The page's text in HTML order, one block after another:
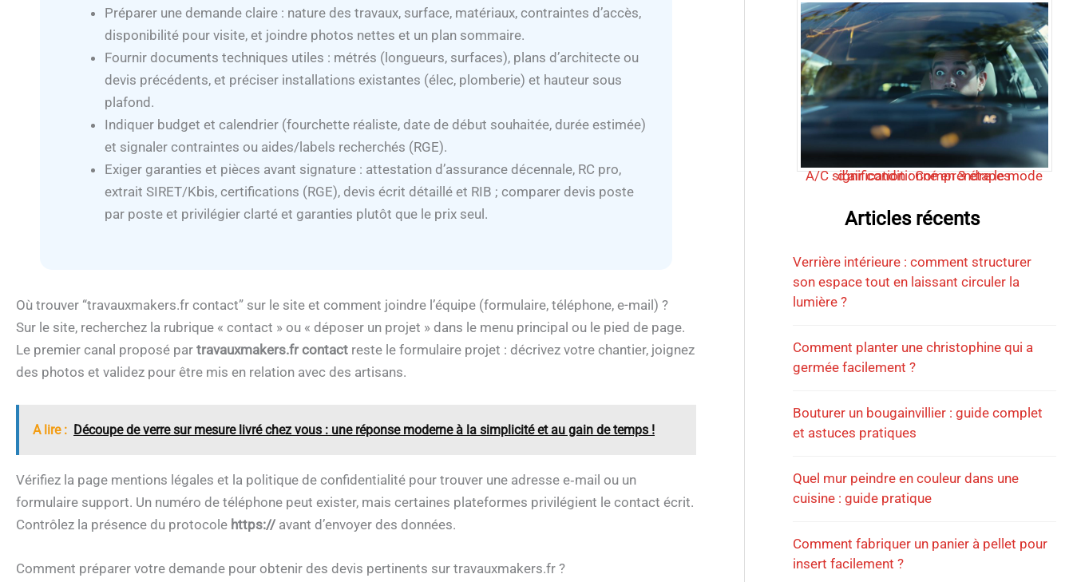
Préparer une demande claire : nature des travaux, surface, matériaux, contraintes d’accès,
disponibilité pour visite, et joindre photos nettes et un plan sommaire.
Fournir documents techniques utiles : métrés (longueurs, surfaces), plans d’architecte ou
devis précédents, et préciser installations existantes (élec, plomberie) et hauteur sous
plafond.
Indiquer budget et calendrier (fourchette réaliste, date de début souhaitée, durée estimée)
et signaler contraintes ou aides/labels recherchés (RGE).
Exiger garanties et pièces avant signature : attestation d’assurance décennale, RC pro,
extrait SIRET/Kbis, certifications (RGE), devis écrit détaillé et RIB ; comparer devis poste
par poste et privilégier clarté et garanties plutôt que le prix seul.
Où trouver “travauxmakers.fr contact” sur le site et comment joindre l’équipe (formulaire, téléphone, e-mail) ?
Sur le site, recherchez la rubrique « contact » ou « déposer un projet » dans le menu principal ou le pied de page.
Le premier canal proposé par travauxmakers.fr contact reste le formulaire projet : décrivez votre chantier, joignez
des photos et validez pour être mis en relation avec des artisans.
A lire : Découpe de verre sur mesure livré chez vous : une réponse moderne à la simplicité et au gain de temps !
Vérifiez la page mentions légales et la politique de confidentialité pour trouver une adresse e‑mail ou un
formulaire support. Un numéro de téléphone peut exister, mais certaines plateformes privilégient le contact écrit.
Contrôlez la présence du protocole https:// avant d’envoyer des données.
Comment préparer votre demande pour obtenir des devis pertinents sur travauxmakers.fr ?
A/C signification : Comprendre le mode d’air conditionné en 3 étapes
Articles récents
Verrière intérieure : comment structurer
son espace tout en laissant circuler la
lumière ?
Comment planter une christophine qui a
germée facilement ?
Bouturer un bougainvillier : guide complet
et astuces pratiques
Quel mur peindre en couleur dans une
cuisine : guide pratique
Comment fabriquer un panier à pellet pour
insert facilement ?